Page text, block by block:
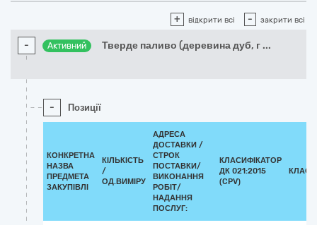
+ відкрити всі - закрити всі
- Активний Тверде паливо (деревина дуб, г ...
- Позиції
КОНКРЕТНА
НАЗВА
ПРЕДМЕТА
ЗАКУПІВЛІ
КІЛЬКІСТЬ
/
ОД.ВИМІРУ
АДРЕСА
ДОСТАВКИ /
СТРОК
ПОСТАВКИ/
ВИКОНАННЯ
РОБІТ/
НАДАННЯ
ПОСЛУГ:
КЛАСИФІКАТОР
ДК 021:2015
(CPV)